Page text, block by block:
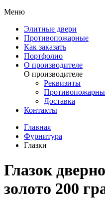
Меню
Элитные двери
Противопожарные
Как заказать
Портфолио
О производителе
О производителе
Реквизиты
Доставка
Контакты
Главная
Фурнитура
Глазки
Глазок
золото 200